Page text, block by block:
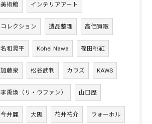
美術館 インテリアアート
コレクション 遺品整理 高価買取
名和晃平 Kohei Nawa 篠田桃紅
加藤泉 松谷武判 カウズ KAWS
李禹煥（リ・ウファン） 山口歴
今井麗 大阪 花井祐介 ウォーホル